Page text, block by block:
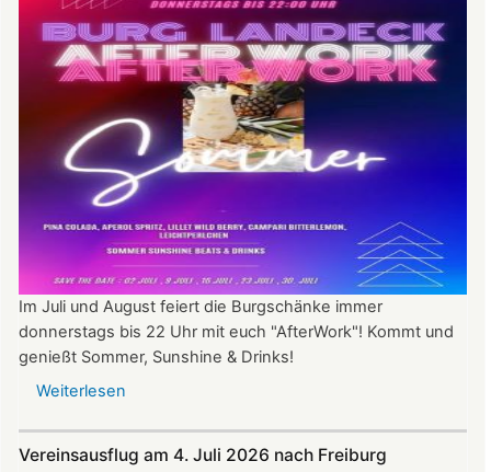
Im Juli und August feiert die Burgschänke immer
donnerstags bis 22 Uhr mit euch "AfterWork"! Kommt und
genießt Sommer, Sunshine & Drinks!
Weiterlesen
und
Vereinsausflug am 4. Juli 2026 nach Freiburg